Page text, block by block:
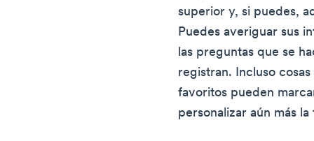
superior y, si puedes,
Puedes averiguar sus
las preguntas que se
registran. Incluso
favoritos pueden
personalizar aún más la